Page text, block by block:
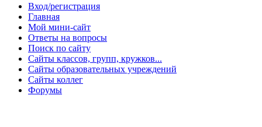
Вход/регистрация
Главная
Мой мини-сайт
Ответы на вопросы
Поиск по сайту
Сайты классов, групп, кружков...
Сайты образовательных учреждений
Сайты коллег
Форумы